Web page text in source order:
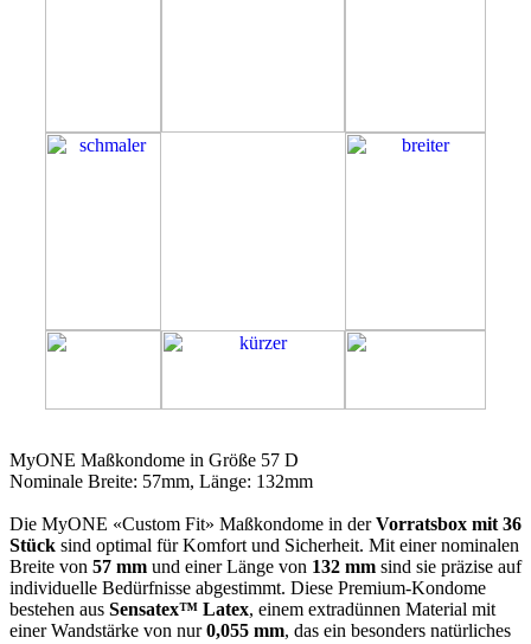
MyONE Maßkondome in Größe 57 D
Nominale Breite: 57mm, Länge: 132mm
Die MyONE «Custom Fit» Maßkondome in derVorratsbox mit 36
Stück sind optimal für Komfort und Sicherheit. Mit einer nominalen
Breite von 57 mm und einer Länge von 132 mm sind sie präzise auf
individuelle Bedürfnisse abgestimmt. Diese Premium-Kondome
bestehen aus Sensatex™ Latex, einem extradünnen Material mit
einer Wandstärke von nur0,055 mm, das ein besonders natürliches